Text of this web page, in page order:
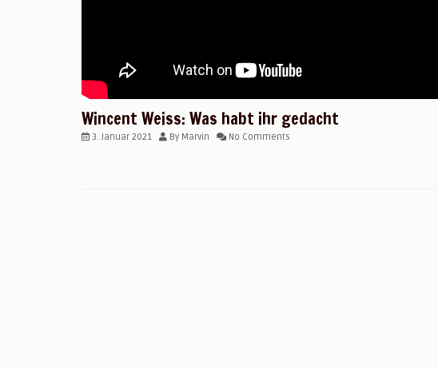
Wincent Weiss: Was habt ihr gedacht
3. Januar 2021 By Marvin No Comments